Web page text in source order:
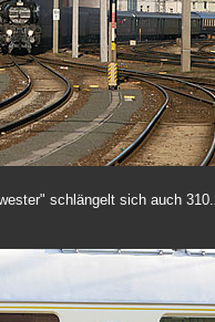
schlängelt sich auch